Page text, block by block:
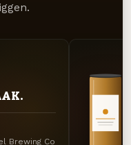
Brewing Co